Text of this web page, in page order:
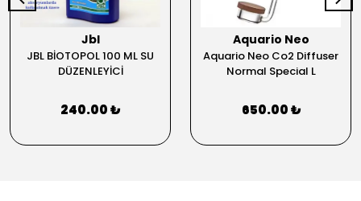
Jbl
JBL BİOTOPOL 100 ML SU
DÜZENLEYİCİ
240.00 ₺
Aquario Neo
Aquario Neo Co2 Diffuser
Normal Special L
650.00 ₺